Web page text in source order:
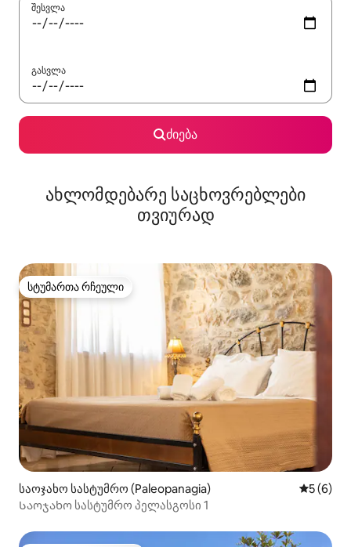
შესვლა
გასვლა
ძიება
ახლომდებარე საცხოვრებლები
თვიურად
სტუმართა რჩეული
სტუმართა რჩეული
საოჯახო სასტუმრო (Paleopanagia) საშუალო
5 (6)
Საოჯახო სასტუმრო პელასგოსი 1